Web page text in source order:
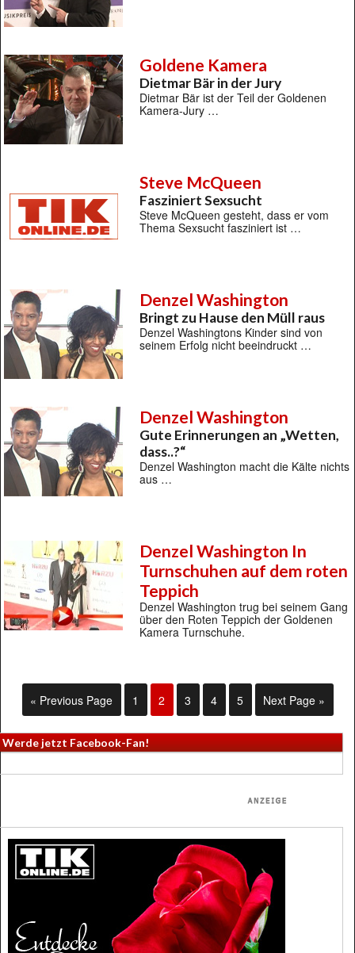
Goldene Kamera
Dietmar Bär in der Jury
Dietmar Bär ist der Teil der Goldenen
Kamera-Jury …
Steve McQueen
Fasziniert Sexsucht
Steve McQueen gesteht, dass er vom
Thema Sexsucht fasziniert ist …
Denzel Washington
Bringt zu Hause den Müll raus
Denzel Washingtons Kinder sind von
seinem Erfolg nicht beeindruckt …
Denzel Washington
Gute Erinnerungen an „Wetten,
dass..?“
Denzel Washington macht die Kälte nichts
aus …
Denzel Washington In
Turnschuhen auf dem roten
Teppich
Denzel Washington trug bei seinem Gang
über den Roten Teppich der Goldenen
Kamera Turnschuhe.
« Previous Page 1 2 3 4 5 Next Page »
Werde jetzt Facebook-Fan!